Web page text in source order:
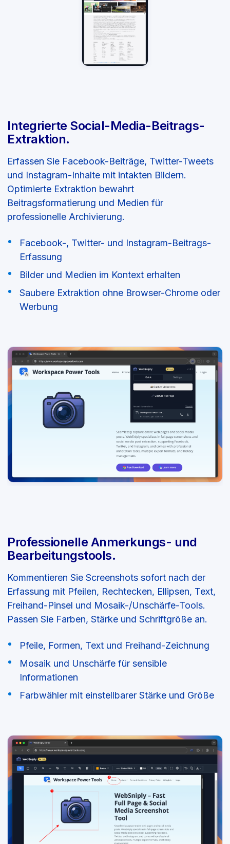
Integrierte Social-Media-Beitrags-
Extraktion.
Erfassen Sie Facebook-Beiträge, Twitter-Tweets
und Instagram-Inhalte mit intakten Bildern.
Optimierte Extraktion bewahrt
Beitragsformatierung und Medien für
professionelle Archivierung.
Facebook-, Twitter- und Instagram-Beitrags-
Erfassung
Bilder und Medien im Kontext erhalten
Saubere Extraktion ohne Browser-Chrome oder
Werbung
Professionelle Anmerkungs- und
Bearbeitungstools.
Kommentieren Sie Screenshots sofort nach der
Erfassung mit Pfeilen, Rechtecken, Ellipsen, Text,
Freihand-Pinsel und Mosaik-/Unschärfe-Tools.
Passen Sie Farben, Stärke und Schriftgröße an.
Pfeile, Formen, Text und Freihand-Zeichnung
Mosaik und Unschärfe für sensible
Informationen
Farbwähler mit einstellbarer Stärke und Größe